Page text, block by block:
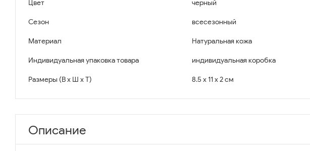
Цвет черный
Сезон всесезонный
Материал Натуральная кожа
Индивидуальная упаковка товара индивидуальная коробка
Размеры (В x Ш x Т) 8.5 x 11 x 2 см
Описание